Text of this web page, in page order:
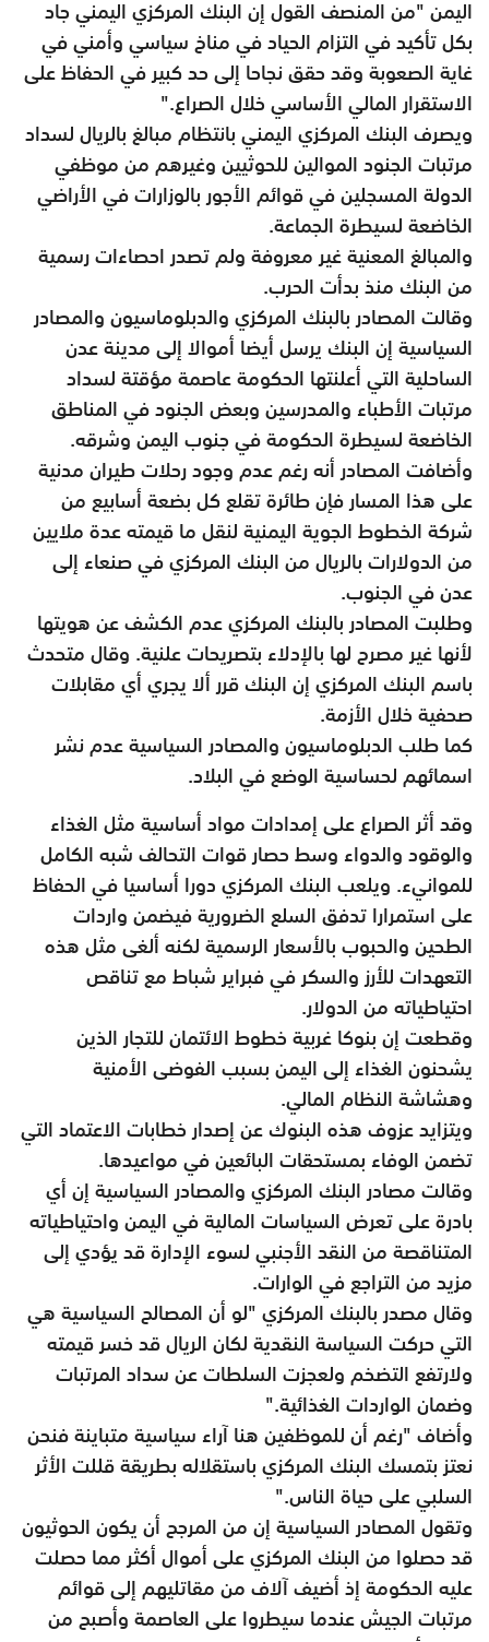
اليمن "من المنصف القول إن البنك المركزي اليمني جاد
بكل تأكيد في التزام الحياد في مناخ سياسي وأمني في
غاية الصعوبة وقد حقق نجاحا إلى حد كبير في الحفاظ على
الاستقرار المالي الأساسي خلال الصراع."
ويصرف البنك المركزي اليمني بانتظام مبالغ بالريال لسداد
مرتبات الجنود الموالين للحوثيين وغيرهم من موظفي
الدولة المسجلين في قوائم الأجور بالوزارات في الأراضي
الخاضعة لسيطرة الجماعة.
والمبالغ المعنية غير معروفة ولم تصدر احصاءات رسمية
من البنك منذ بدأت الحرب.
وقالت المصادر بالبنك المركزي والدبلوماسيون والمصادر
السياسية إن البنك يرسل أيضا أموالا إلى مدينة عدن
الساحلية التي أعلنتها الحكومة عاصمة مؤقتة لسداد
مرتبات الأطباء والمدرسين وبعض الجنود في المناطق
الخاضعة لسيطرة الحكومة في جنوب اليمن وشرقه.
وأضافت المصادر أنه رغم عدم وجود رحلات طيران مدنية
على هذا المسار فإن طائرة تقلع كل بضعة أسابيع من
شركة الخطوط الجوية اليمنية لنقل ما قيمته عدة ملايين
من الدولارات بالريال من البنك المركزي في صنعاء إلى
عدن في الجنوب.
وطلبت المصادر بالبنك المركزي عدم الكشف عن هويتها
لأنها غير مصرح لها بالإدلاء بتصريحات علنية. وقال متحدث
باسم البنك المركزي إن البنك قرر ألا يجري أي مقابلات
صحفية خلال الأزمة.
كما طلب الدبلوماسيون والمصادر السياسية عدم نشر
اسمائهم لحساسية الوضع في البلاد.
وقد أثر الصراع على إمدادات مواد أساسية مثل الغذاء
والوقود والدواء وسط حصار قوات التحالف شبه الكامل
للموانيء. ويلعب البنك المركزي دورا أساسيا في الحفاظ
على استمرارا تدفق السلع الضرورية فيضمن واردات
الطحين والحبوب بالأسعار الرسمية لكنه ألغى مثل هذه
التعهدات للأرز والسكر في فبراير شباط مع تناقص
احتياطياته من الدولار.
وقطعت إن بنوكا غربية خطوط الائتمان للتجار الذين
يشحنون الغذاء إلى اليمن بسبب الفوضى الأمنية
وهشاشة النظام المالي.
ويتزايد عزوف هذه البنوك عن إصدار خطابات الاعتماد التي
تضمن الوفاء بمستحقات البائعين في مواعيدها.
وقالت مصادر البنك المركزي والمصادر السياسية إن أي
بادرة على تعرض السياسات المالية في اليمن واحتياطياته
المتناقصة من النقد الأجنبي لسوء الإدارة قد يؤدي إلى
مزيد من التراجع في الوارات.
وقال مصدر بالبنك المركزي "لو أن المصالح السياسية هي
التي حركت السياسة النقدية لكان الريال قد خسر قيمته
ولارتفع التضخم ولعجزت السلطات عن سداد المرتبات
وضمان الواردات الغذائية."
وأضاف "رغم أن للموظفين هنا آراء سياسية متباينة فنحن
نعتز بتمسك البنك المركزي باستقلاله بطريقة قللت الأثر
السلبي على حياة الناس."
وتقول المصادر السياسية إن من المرجح أن يكون الحوثيون
قد حصلوا من البنك المركزي على أموال أكثر مما حصلت
عليه الحكومة إذ أضيف آلاف من مقاتليهم إلى قوائم
مرتبات الجيش عندما سيطروا على العاصمة وأصبح من